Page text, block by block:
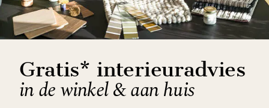
Gratis* interieuradvies
in de winkel & aan huis